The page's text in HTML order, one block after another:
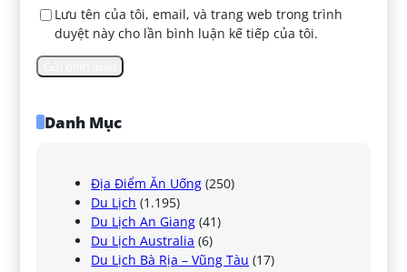
Lưu tên của tôi, email, và trang web trong trình
duyệt này cho lần bình luận kế tiếp của tôi.
Danh Mục
Địa Điểm Ăn Uống (250)
Du Lịch (1.195)
Du Lịch An Giang (41)
Du Lịch Australia (6)
Du Lịch Bà Rịa – Vũng Tàu (17)